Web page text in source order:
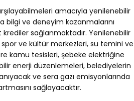
amacıyla yenilenebilir
bilgi ve deneyim kazanmalarını
sağlanmaktadır. Yenilenebilir
ve kültür merkezleri, su temini ve
kamu tesisleri, şebeke elektriğine
enerji düzenlemeleri, belediyelerin
ve sera gazı emisyonlarında
sağlayacaktır.